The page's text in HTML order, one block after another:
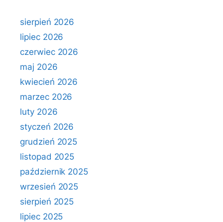
sierpień 2026
lipiec 2026
czerwiec 2026
maj 2026
kwiecień 2026
marzec 2026
luty 2026
styczeń 2026
grudzień 2025
listopad 2025
październik 2025
wrzesień 2025
sierpień 2025
lipiec 2025